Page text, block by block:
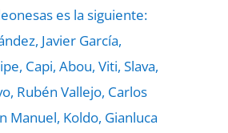
es la siguiente:
Javier García,
Capi, Abou, Viti, Slava,
Rubén Vallejo, Carlos
Manuel, Koldo, Gianluca